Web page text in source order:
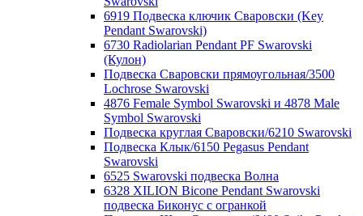
6919 Подвеска ключик Сваровски (Key
Pendant Swarovski)
6730 Radiolarian Pendant PF Swarovski
(Кулон)
Подвеска Сваровски прямоугольная/3500
Lochrose Swarovski
4876 Female Symbol Swarovski и 4878 Male
Symbol Swarovski
Подвеска круглая Сваровски/6210 Swarovski
Подвеска Клык/6150 Pegasus Pendant
Swarovski
6525 Swarovski подвеска Волна
6328 XILION Bicone Pendant Swarovski
подвеска Биконус c огранкой